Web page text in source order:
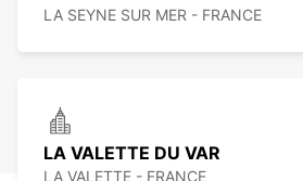
LA SEYNE SUR MER - FRANCE
LA VALETTE DU VAR
LA VALETTE - FRANCE